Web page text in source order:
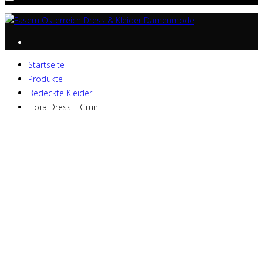
Startseite
Produkte
Bedeckte Kleider
Liora Dress – Grün